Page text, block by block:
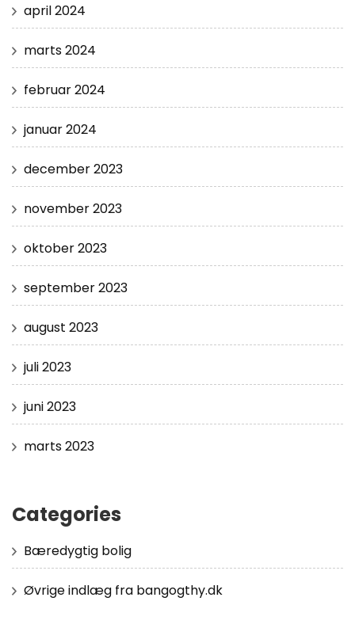
april 2024
marts 2024
februar 2024
januar 2024
december 2023
november 2023
oktober 2023
september 2023
august 2023
juli 2023
juni 2023
marts 2023
Categories
Bæredygtig bolig
Øvrige indlæg fra bangogthy.dk